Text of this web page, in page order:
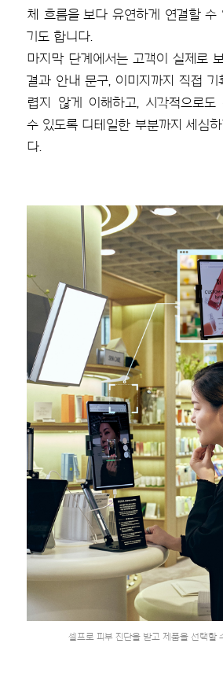
체 흐름을 보다 유연하게 연결할 수
기도 합니다.
마지막 단계에서는 고객이 실제로
결과 안내 문구, 이미지까지 직접 기
렵지 않게 이해하고, 시각적으로도
수 있도록 디테일한 부분까지 세심
다.
셀프로 피부 진단을 받고 제품을 선택할